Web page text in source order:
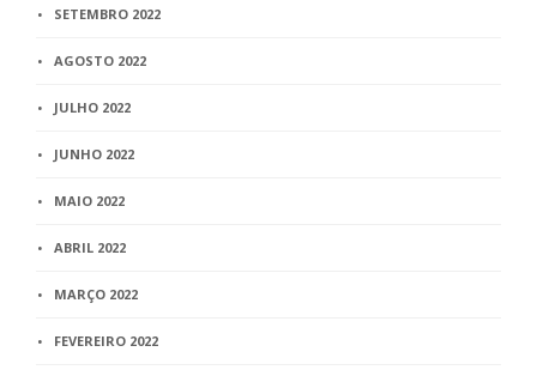
SETEMBRO 2022
AGOSTO 2022
JULHO 2022
JUNHO 2022
MAIO 2022
ABRIL 2022
MARÇO 2022
FEVEREIRO 2022